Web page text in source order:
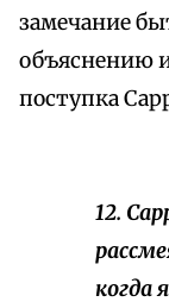
замечание
объяснению
поступка
12.
когда